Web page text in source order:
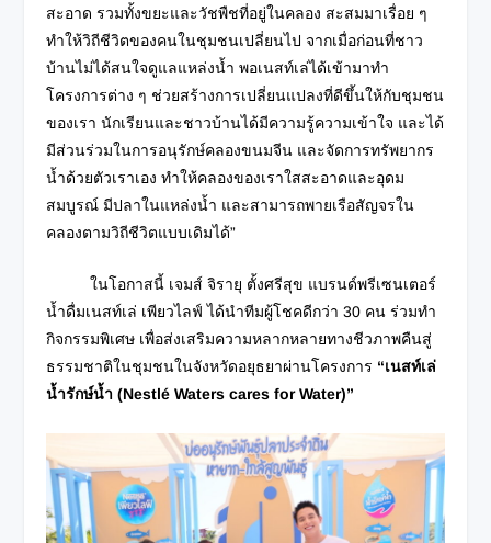
สะอาด รวมทั้งขยะและวัชพืชที่อยู่ในคลอง สะสมมาเรื่อย ๆ
ทำให้วิถีชีวิตของคนในชุมชนเปลี่ยนไป จากเมื่อก่อนที่ชาว
บ้านไม่ได้สนใจดูแลแหล่งน้ำ พอเนสท์เล่ได้เข้ามาทำ
โครงการต่าง ๆ ช่วยสร้างการเปลี่ยนแปลงที่ดีขึ้นให้กับชุมชน
ของเรา นักเรียนและชาวบ้านได้มีความรู้ความเข้าใจ และได้
มีส่วนร่วมในการอนุรักษ์คลองขนมจีน และจัดการทรัพยากร
น้ำด้วยตัวเราเอง ทำให้คลองของเราใสสะอาดและอุดม
สมบูรณ์ มีปลาในแหล่งน้ำ และสามารถพายเรือสัญจรใน
คลองตามวิถีชีวิตแบบเดิมได้”
ในโอกาสนี้ เจมส์ จิรายุ ตั้งศรีสุข แบรนด์พรีเซนเตอร์
น้ำดื่มเนสท์เล่ เพียวไลฟ์ ได้นำทีมผู้โชคดีกว่า 30 คน ร่วมทำ
กิจกรรมพิเศษ เพื่อส่งเสริมความหลากหลายทางชีวภาพคืนสู่
ธรรมชาติในชุมชนในจังหวัดอยุธยาผ่านโครงการ “เนสท์เล่
น้ำรักษ์น้ำ (Nestlé Waters cares for Water)”